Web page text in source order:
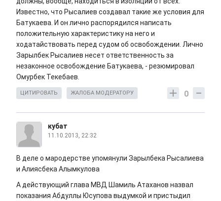
Известно, что Рысалиев создавал такие же условия для
Батукаева. И он лично распорядился написать
положительную характеристику на него и
ходатайствовать перед судом об освобождении. Лично
Зарылбек Рысалиев несет ответственность за
незаконное освобождение Батукаева, - резюмировал
Омурбек Текебаев.
0
ЦИТИРОВАТЬ ЖАЛОБА МОДЕРАТОРУ
кубат
11.10.2013, 22:32
В деле о мародерстве упомянули Зарылбека Рысалиева
и Алиясбека Алымкулова
А действующий глава МВД Шамиль Атаханов назвал
показания Абдуллы Юсупова выдумкой и пристыдил